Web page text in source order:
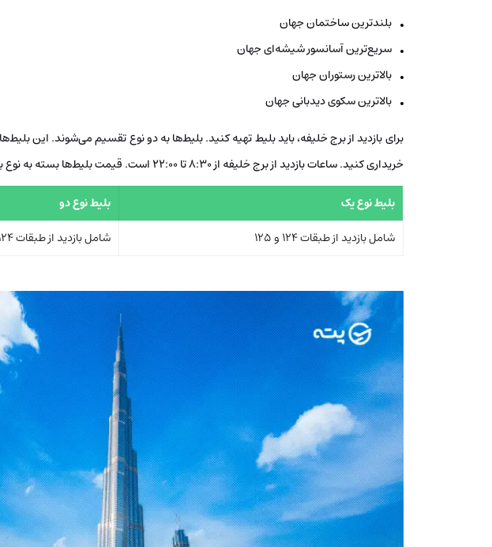
بلندترین ساختمان جهان
سریع‌ترین آسانسور شیشه‌ای جهان
بالاترین رستوران جهان
بالاترین سکوی دیدبانی جهان
برای بازدید از برج خلیفه، باید بلیط تهیه کنید. بلیط‌ها به دو نوع تقسیم می‌شوند. این
خریداری کنید. ساعات بازدید از برج خلیفه از 8:30 تا 22:00 است. قیمت بلیط‌ها بسته به نوع بلیط و ساعت بازدید متفاوت است.
بلیط نوع یک
بلیط نوع دو
شامل بازدید از طبقات 124 و 125
شامل بازدید از طبقات 124، 125 و 148